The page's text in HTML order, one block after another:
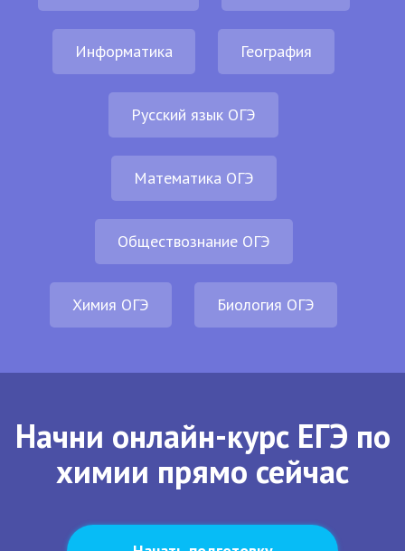
Информатика География
Русский язык ОГЭ
Математика ОГЭ
Обществознание ОГЭ
Химия ОГЭ Биология ОГЭ
Начни онлайн-курс ЕГЭ по
химии прямо сейчас